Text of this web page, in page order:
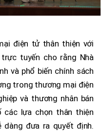
điện tử thân thiện với
tuyến cho rằng Nhà
và phổ biến chính sách
trong thương mại điện
và thương nhân bán
các lựa chọn thân thiện
đưa ra quyết định.